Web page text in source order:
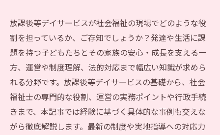
放課後等デイサービスが社会福祉の現場でどのような役
割を担っているか、ご存知でしょうか？発達や生活に課
題を持つ子どもたちとその家族の安心・成長を支える一
方、運営や制度理解、法的対応まで幅広い知識が求めら
れる分野です。放課後等デイサービスの基礎から、社会
福祉士の専門的な役割、運営の実務ポイントや行政手続
きまで、本記事では経験に基づく具体的な事例も交えな
がら徹底解説します。最新の制度や実地指導への対応力